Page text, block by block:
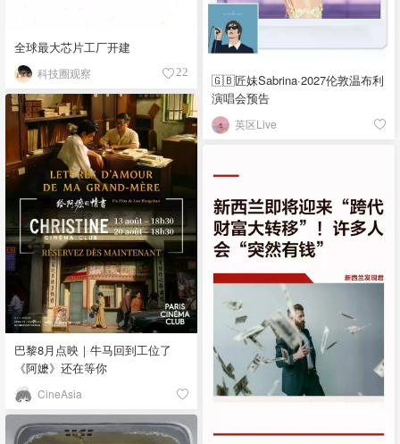
全球最大芯片工厂开建
科技圈观察 22
🇬🇧匠妹Sabrina·2027伦敦温布利
演唱会预告
英区Live
巴黎8月点映｜牛马回到工位了
《阿嬷》还在等你
CineAsia